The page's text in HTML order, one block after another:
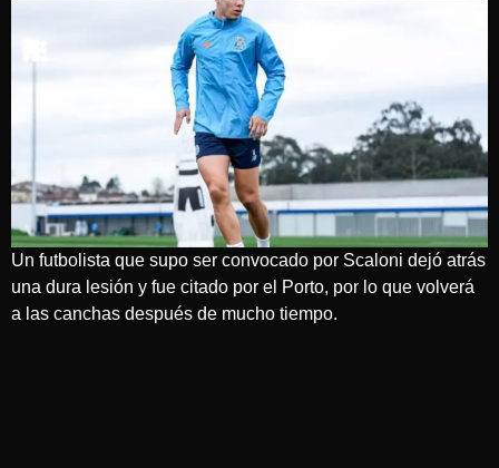
Un futbolista que supo ser convocado por Scaloni dejó atrás
una dura lesión y fue citado por el Porto, por lo que volverá
a las canchas después de mucho tiempo.